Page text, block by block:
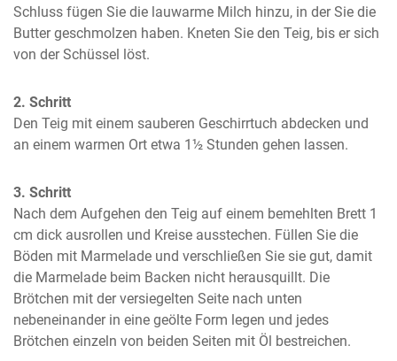
Schluss fügen Sie die lauwarme Milch hinzu, in der Sie die
Butter geschmolzen haben. Kneten Sie den Teig, bis er sich
von der Schüssel löst.
2. Schritt
Den Teig mit einem sauberen Geschirrtuch abdecken und
an einem warmen Ort etwa 1½ Stunden gehen lassen.
3. Schritt
Nach dem Aufgehen den Teig auf einem bemehlten Brett 1
cm dick ausrollen und Kreise ausstechen. Füllen Sie die
Böden mit Marmelade und verschließen Sie sie gut, damit
die Marmelade beim Backen nicht herausquillt. Die
Brötchen mit der versiegelten Seite nach unten
nebeneinander in eine geölte Form legen und jedes
Brötchen einzeln von beiden Seiten mit Öl bestreichen.